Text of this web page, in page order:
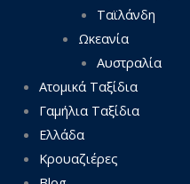
Ταϊλάνδη
Ωκεανία
Αυστραλία
Ατομικά Ταξίδια
Γαμήλια Ταξίδια
Ελλάδα
Κρουαζιέρες